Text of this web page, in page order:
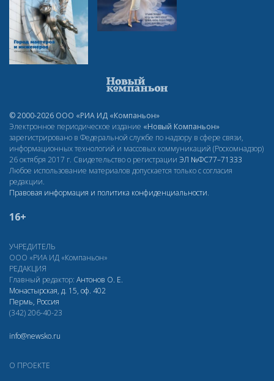
© 2000-2026 ООО «РИА ИД «Компаньон»
Электронное периодическое издание «Новый Компаньон»
зарегистрировано в Федеральной службе по надзору в сфере связи,
информационных технологий и массовых коммуникаций (Роскомнадзор)
26 октября 2017 г. Свидетельство о регистрации ЭЛ №ФС77–71333
Любое использование материалов допускается только с согласия
редакции.
Правовая информация и политика конфиденциальности.
16+
УЧРЕДИТЕЛЬ
ООО «РИА ИД «Компаньон»
РЕДАКЦИЯ
Главный редактор: Антонов О. Е.
Монастырская, д. 15, оф. 402
Пермь, Россия
(342) 206-40-23
info@newsko.ru
О ПРОЕКТЕ